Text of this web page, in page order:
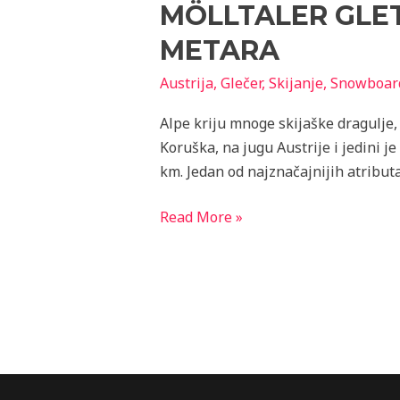
MÖLLTALER
METARA
Austrija, Glečer, Skijanje,
Alpe kriju mnoge skijaške
Koruška, na jugu Austrije i jedini
km. Jedan od najznačajnijih
–
skijanje
na
ledenjaku
3100
metara
Read More »